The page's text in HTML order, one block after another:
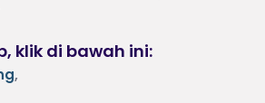
klik di bawah ini:
,